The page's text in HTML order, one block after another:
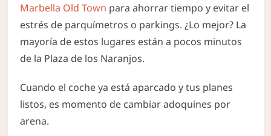
Marbella Old Town para ahorrar tiempo y evitar el
estrés de parquímetros o parkings. ¿Lo mejor? La
mayoría de estos lugares están a pocos minutos
de la Plaza de los Naranjos.
Cuando el coche ya está aparcado y tus planes
listos, es momento de cambiar adoquines por
arena.